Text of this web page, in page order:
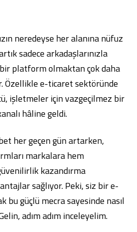
neredeyse her alanına nüfuz
sadece arkadaşlarınızla
platform olmaktan çok daha
Özellikle e-ticaret sektöründe
işletmeler için vazgeçilmez bir
hâline geldi.
her geçen gün artarken,
markalara hem
kazandırma
sağlıyor. Peki, siz bir e-
bu güçlü mecra sayesinde nasıl
adım adım inceleyelim.